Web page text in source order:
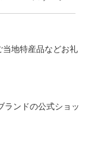
地特産品などお礼
ランドの公式ショッ